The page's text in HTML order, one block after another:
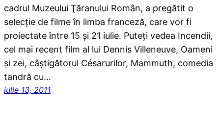
cadrul Muzeului Ţăranului Român, a pregătit o
selecţie de filme în limba franceză, care vor fi
proiectate între 15 şi 21 iulie. Puteţi vedea Incendii,
cel mai recent film al lui Dennis Villeneuve, Oameni
şi zei, câştigătorul Césarurilor, Mammuth, comedia
tandră cu…
iulie 13, 2011